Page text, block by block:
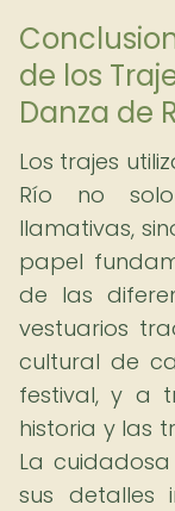
de los
Danza de
Los trajes
Río no
llamativas,
papel
de las
vestuarios
cultural de
festival, y a
historia y las
La
sus detalles